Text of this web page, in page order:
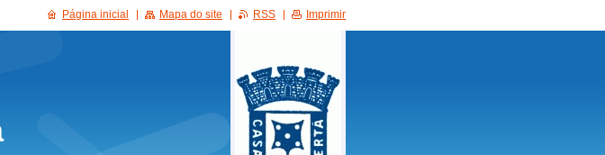
Página inicial Mapa do site RSS Imprimir